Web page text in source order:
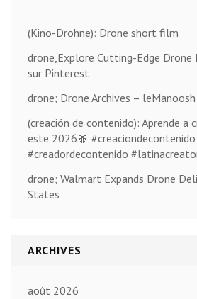
(Kino-Drohne): Drone short film
drone,Explore Cutting-Edge Drone
sur Pinterest
drone; Drone Archives – leManoosh
(creación de contenido): Aprende a
este 2026🎀 #creaciondecontenido
#creadordecontenido
drone; Walmart Expands Drone
States
ARCHIVES
août 2026